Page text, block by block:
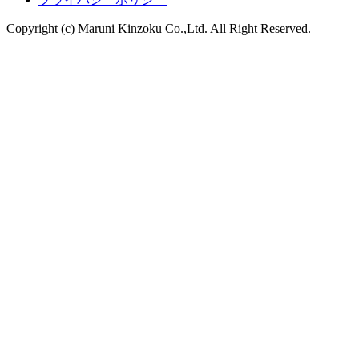
Copyright (c) Maruni Kinzoku Co.,Ltd. All Right Reserved.